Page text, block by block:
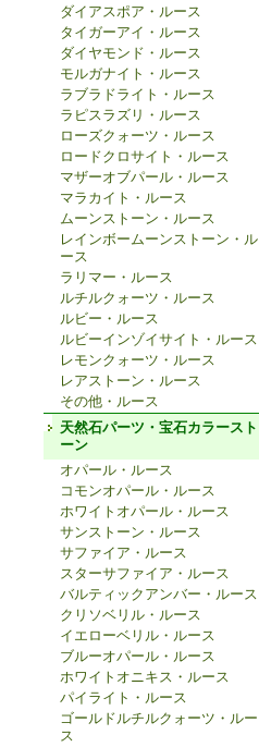
ダイアスポア・ルース
タイガーアイ・ルース
ダイヤモンド・ルース
モルガナイト・ルース
ラブラドライト・ルース
ラピスラズリ・ルース
ローズクォーツ・ルース
ロードクロサイト・ルース
マザーオブパール・ルース
マラカイト・ルース
ムーンストーン・ルース
レインボームーンストーン・ル
ース
ラリマー・ルース
ルチルクォーツ・ルース
ルビー・ルース
ルビーインゾイサイト・ルース
レモンクォーツ・ルース
レアストーン・ルース
その他・ルース
天然石パーツ・宝石カラースト
ーン
オパール・ルース
コモンオパール・ルース
ホワイトオパール・ルース
サンストーン・ルース
サファイア・ルース
スターサファイア・ルース
バルティックアンバー・ルース
クリソベリル・ルース
イエローベリル・ルース
ブルーオパール・ルース
ホワイトオニキス・ルース
パイライト・ルース
ゴールドルチルクォーツ・ルー
ス